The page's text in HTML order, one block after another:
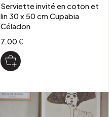
Serviette invité en coton et
lin 30 x 50 cm Cupabia
Céladon
7.00 €